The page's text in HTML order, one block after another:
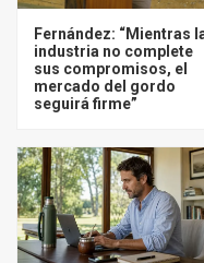
Fernández: “Mientras
industria no complete
sus compromisos, el
mercado del gordo
seguirá firme”